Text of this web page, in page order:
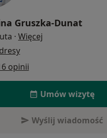
Gruszka-Dunat
· Więcej
opinii
Umów wizytę
Wyślij wiadomość